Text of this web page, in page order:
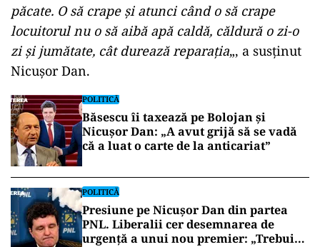
păcate. O să crape şi atunci când o să crape
locuitorul nu o să aibă apă caldă, căldură o zi-o
zi şi jumătate, cât durează reparaţia„, a susţinut
Nicuşor Dan.
POLITICĂ
Băsescu îi taxează pe Bolojan și
Nicușor Dan: „A avut grijă să se vadă
că a luat o carte de la anticariat”
POLITICĂ
Presiune pe Nicușor Dan din partea
PNL. Liberalii cer desemnarea de
urgență a unui nou premier: „Trebuie